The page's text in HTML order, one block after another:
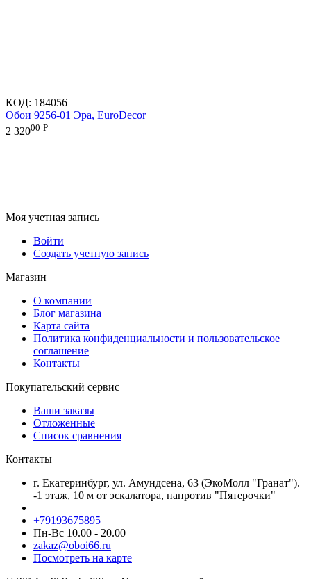
КОД: 184056
Обои 9256-01 Эра, EuroDecor
2 32000 Р
Моя учетная запись
Войти
Создать учетную запись
Магазин
О компании
Блог магазина
Карта сайта
Политика конфиденциальности и пользовательское
соглашение
Контакты
Покупательский сервис
Ваши заказы
Отложенные
Список сравнения
Контакты
г. Екатеринбург, ул. Амундсена, 63 (ЭкоМолл "Гранат").
-1 этаж, 10 м от эскалатора, напротив "Пятерочки"
+79193675895
Пн-Вс 10.00 - 20.00
zakaz@oboi66.ru
Посмотреть на карте